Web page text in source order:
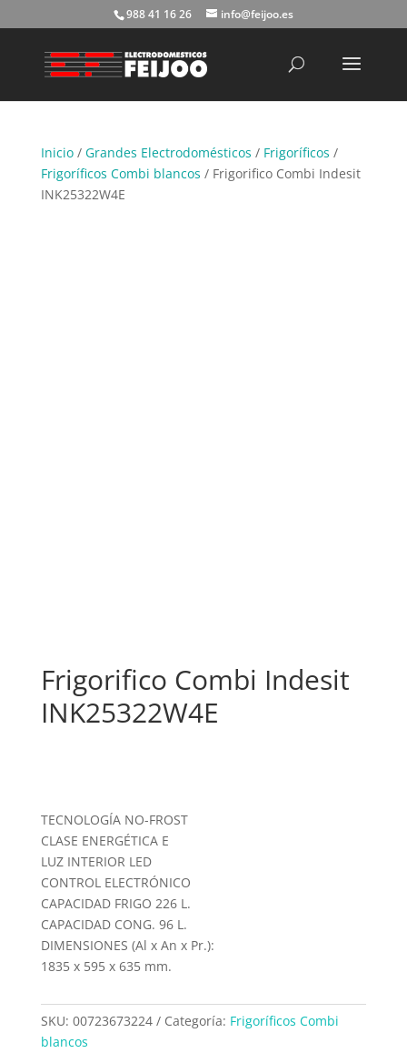
988 41 16 26 info@feijoo.es
Inicio/ Grandes Electrodomésticos / Frigoríficos /
Frigoríficos Combi blancos / Frigorifico Combi Indesit
INK25322W4E
Frigorifico Combi Indesit
INK25322W4E
TECNOLOGÍA NO-FROST
CLASE ENERGÉTICA E
LUZ INTERIOR LED
CONTROL ELECTRÓNICO
CAPACIDAD FRIGO 226 L.
CAPACIDAD CONG. 96 L.
DIMENSIONES (Al x An x Pr.):
1835 x 595 x 635 mm.
SKU: 00723673224 Categoría: Frigoríficos Combi
blancos